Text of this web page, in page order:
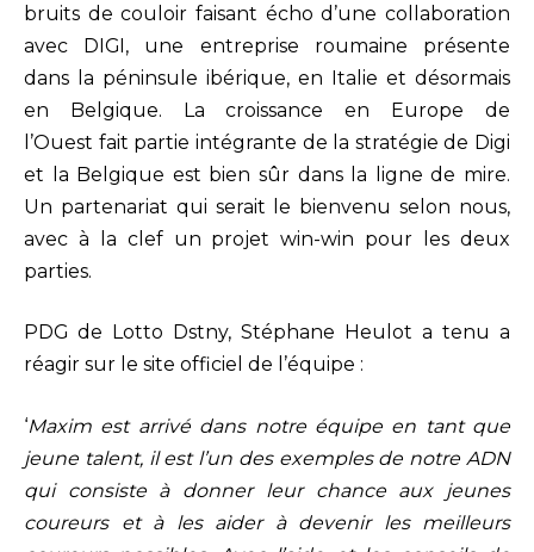
bruits de couloir faisant écho d’une collaboration
avec DIGI, une entreprise roumaine présente
dans la péninsule ibérique, en Italie et désormais
en Belgique. La croissance en Europe de
l’Ouest fait partie intégrante de la stratégie de Digi
et la Belgique est bien sûr dans la ligne de mire.
Un partenariat qui serait le bienvenu selon nous,
avec à la clef un projet win-win pour les deux
parties.
PDG de Lotto Dstny, Stéphane Heulot a tenu a
réagir sur le site officiel de l’équipe :
‘Maxim est arrivé dans notre équipe en tant que
jeune talent, il est l’un des exemples de notre ADN
qui consiste à donner leur chance aux jeunes
coureurs et à les aider à devenir les meilleurs